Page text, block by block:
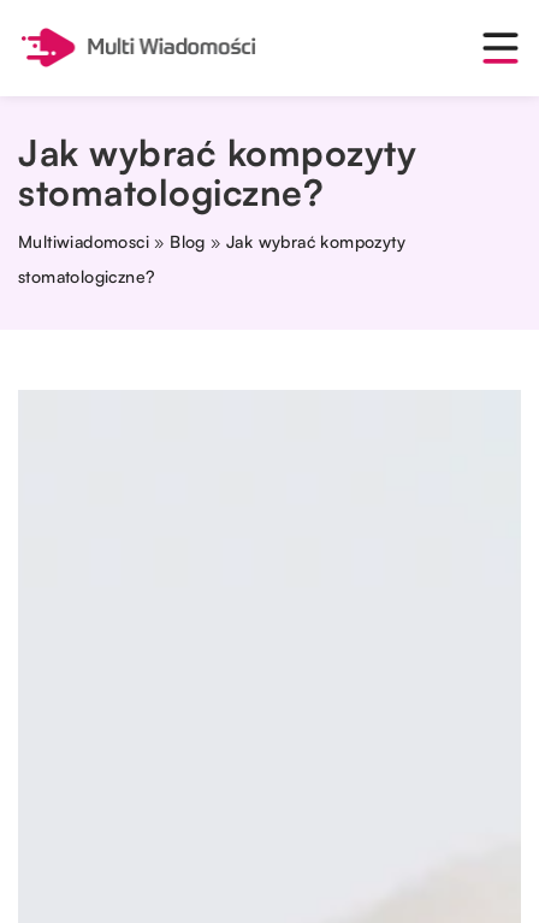
Jak wybrać kompozyty
stomatologiczne?
Multiwiadomosci » Blog »Jak wybrać kompozyty
stomatologiczne?